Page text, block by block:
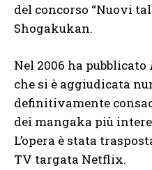
del concorso “Nuovi
Shogakukan.
Nel 2006 ha pubblicato
che si è aggiudicata
definitivamente
dei mangaka più
L’opera è stata
TV targata Netflix.